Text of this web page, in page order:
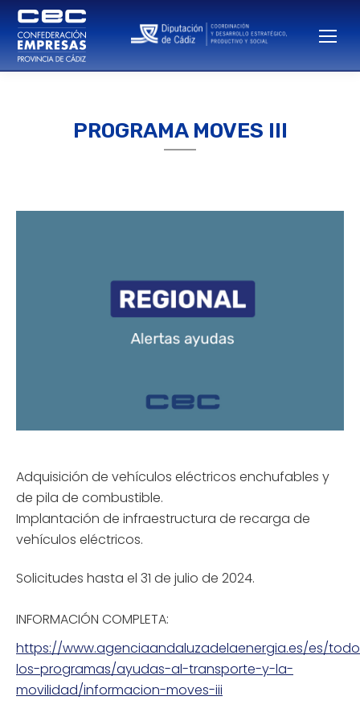
PROGRAMA MOVES III
Adquisición de vehículos eléctricos enchufables y
de pila de combustible.
Implantación de infraestructura de recarga de
vehículos eléctricos.
Solicitudes hasta el 31 de julio de 2024.
INFORMACIÓN COMPLETA:
https://www.agenciaandaluzadelaenergia.es/es/
los-programas/ayudas-al-transporte-y-la-
movilidad/informacion-moves-iii